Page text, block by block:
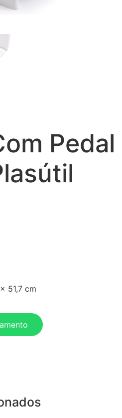
Pedal
51,7 cm